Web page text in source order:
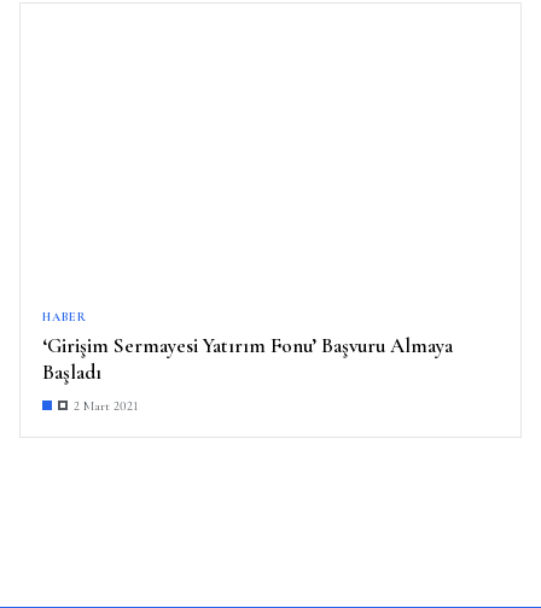
HABER
‘Girişim Sermayesi Yatırım Fonu’ Başvuru Almaya
Başladı
2 Mart 2021